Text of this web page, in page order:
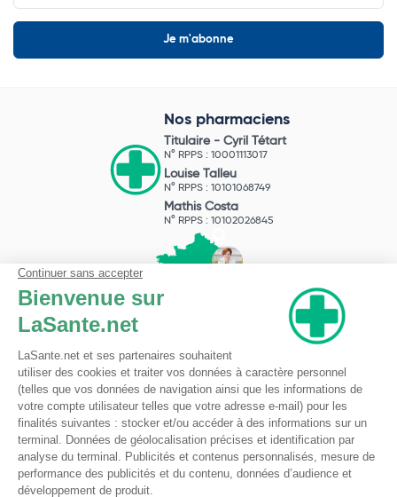
Nos pharmaciens
Titulaire - Cyril Tétart
N° RPPS : 10001113017
Louise Talleu
N° RPPS : 10101068749
Mathis Costa
N° RPPS : 10102026845
Pharmacie du Bizet
Licence ARS : 590009874
Licence Ordinale : 126921
49 boulevard Bizet
59650 Villeneuve d'Ascq
Contactez-nous !